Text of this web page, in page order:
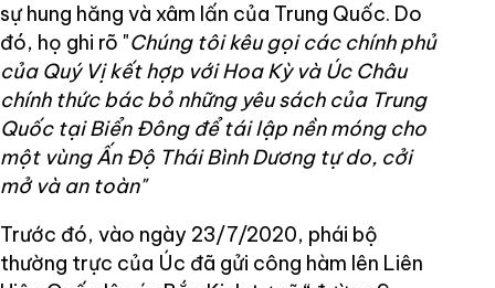
sự hung hăng và xâm lấn của Trung Quốc. Do
đó, họ ghi rõ "Chúng tôi kêu gọi các chính phủ
của Quý Vị kết hợp với Hoa Kỳ và Úc Châu
chính thức bác bỏ những yêu sách của Trung
Quốc tại Biển Đông để tái lập nền móng cho
một vùng Ấn Độ Thái Bình Dương tự do, cởi
mở và an toàn"
Trước đó, vào ngày 23/7/2020, phái bộ
thường trực của Úc đã gửi công hàm lên Liên